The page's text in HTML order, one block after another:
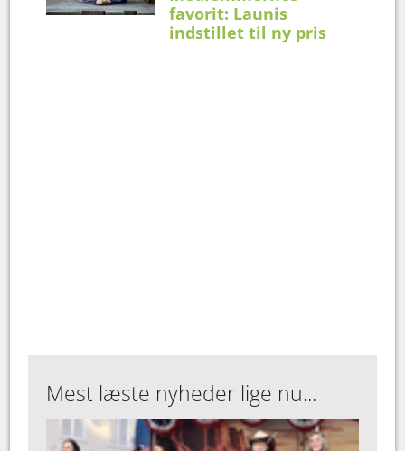
favorit: Launis
indstillet til ny pris
Mest læste nyheder lige nu...